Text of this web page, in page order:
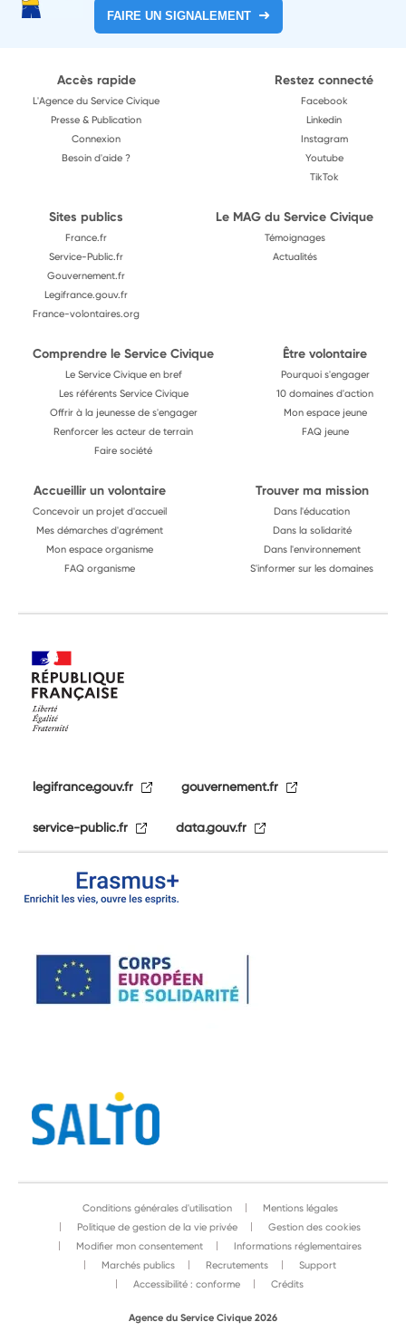
FAIRE UN SIGNALEMENT
Accès rapide
L'Agence du Service Civique
Presse & Publication
Connexion
Besoin d'aide ?
Restez connecté
Facebook
Linkedin
Instagram
Youtube
TikTok
Sites publics
France.fr
Service-Public.fr
Gouvernement.fr
Legifrance.gouv.fr
France-volontaires.org
Le MAG du Service Civique
Témoignages
Actualités
Comprendre le Service Civique
Le Service Civique en bref
Les référents Service Civique
Offrir à la jeunesse de s'engager
Renforcer les acteur de terrain
Faire société
Être volontaire
Pourquoi s'engager
10 domaines d'action
Mon espace jeune
FAQ jeune
Accueillir un volontaire
Concevoir un projet d'accueil
Mes démarches d'agrément
Mon espace organisme
FAQ organisme
Trouver ma mission
Dans l'éducation
Dans la solidarité
Dans l'environnement
S'informer sur les domaines
legifrance.gouv.fr gouvernement.fr
service-public.fr data.gouv.fr
Conditions générales d'utilisation
Mentions légales
Politique de gestion de la vie privée
Gestion des cookies
Modifier mon consentement
Informations réglementaires
Marchés publics
Recrutements
Support
Accessibilité : conforme
Crédits
Agence du Service Civique 2026